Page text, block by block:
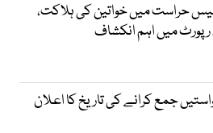
حراست میں خواتین کی ہلاکت،
رپورٹ میں اہم انکشاف
جمع کرانے کی تاریخ کا اعلان